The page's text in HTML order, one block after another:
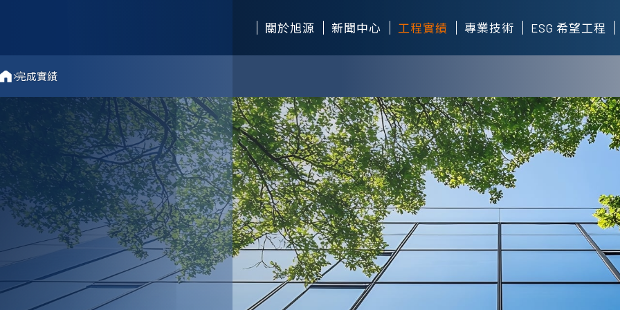
關於旭源 新聞中心 工程實績 專業技術 ESG 希望工程
完成實績